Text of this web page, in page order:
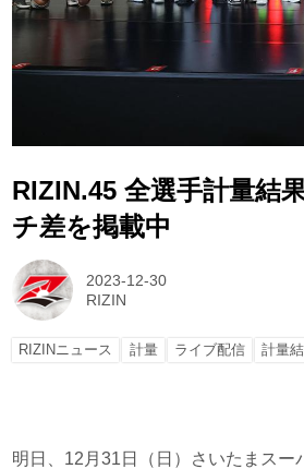
RIZIN.45 全選手計量結
チ差を掲載中
2023-12-30
RIZIN
RIZINニュース 計量 ライブ配信 計量
明日、12月31日（日）さいたまス